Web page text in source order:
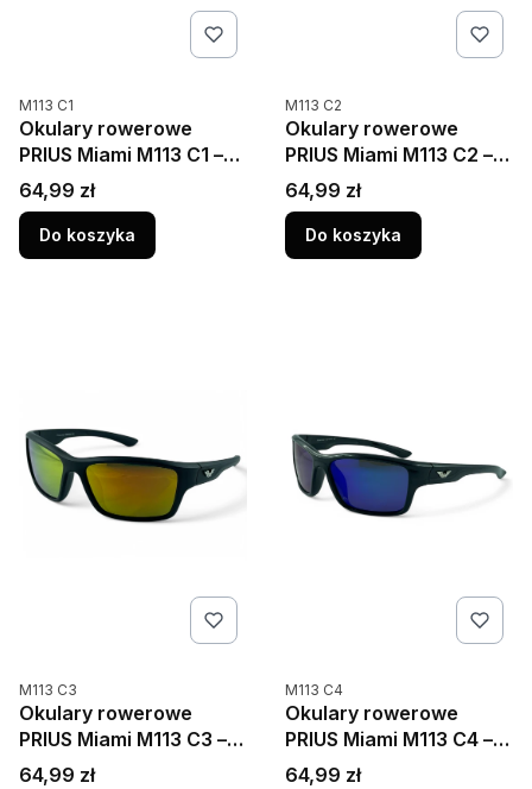
Kod produktu
M113 C1
Okulary rowerowe
PRIUS Miami M113 C1 –
polaryzacja HD, UV400,
pełna czarna oprawka z
logo
Cena
64,99 zł
Do koszyka
Kod produktu
M113 C2
Okulary rowerowe
PRIUS Miami M113 C2 –
polaryzacja HD, UV400,
czarna matowa
oprawka z niebieską
soczewką
Cena
64,99 zł
Do koszyka
Kod produktu
M113 C3
Okulary rowerowe
PRIUS Miami M113 C3 –
polaryzacja HD, UV400,
Cena
64,99 zł
Kod produktu
M113 C4
Okulary rowerowe
PRIUS Miami M113 C4 –
polaryzacja HD, UV400,
Cena
64,99 zł